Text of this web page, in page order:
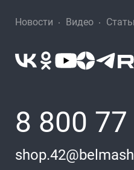
Новости Видео
8 800